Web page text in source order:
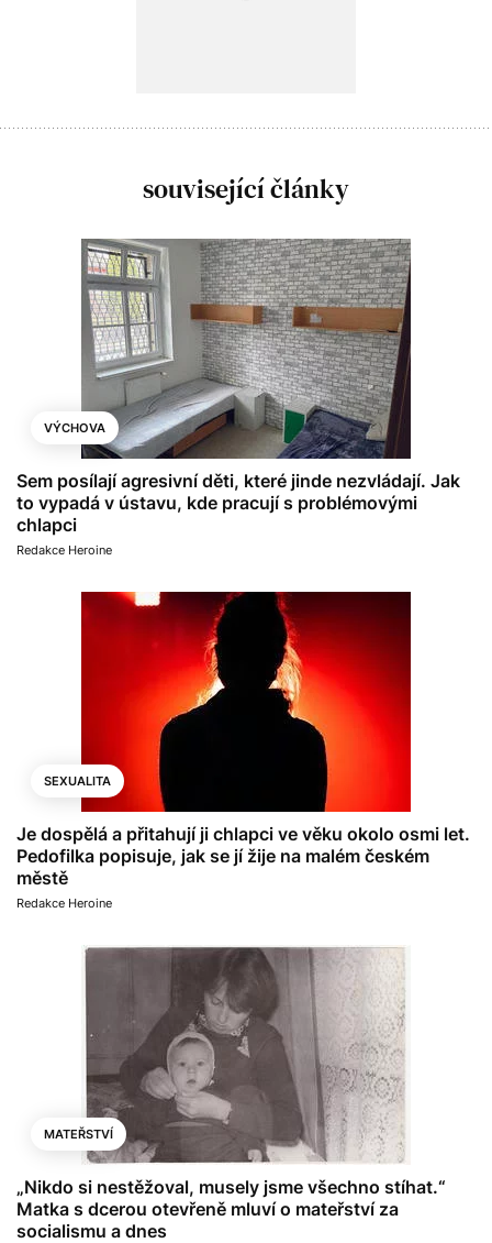
související články
VÝCHOVA
Sem posílají agresivní děti, které jinde nezvládají. Jak
to vypadá v ústavu, kde pracují s problémovými
chlapci
Redakce Heroine
SEXUALITA
Je dospělá a přitahují ji chlapci ve věku okolo osmi let.
Pedofilka popisuje, jak se jí žije na malém českém
městě
Redakce Heroine
MATEŘSTVÍ
„Nikdo si nestěžoval, musely jsme všechno stíhat.“
Matka s dcerou otevřeně mluví o mateřství za
socialismu a dnes